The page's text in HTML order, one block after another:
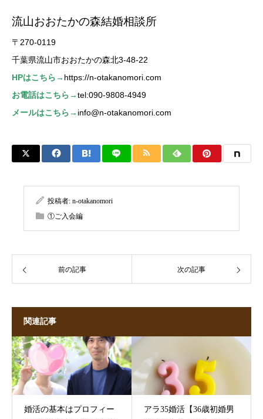
流山おおたかの森結婚相談所
〒270-0119
千葉県流山市おおたかの森北3-48-22
HPはこちら→ https://n-otakanomori.com
お電話はこちら→tel:090-9808-4949
メールはこちら→ info@n-otakanomori.com
投稿者: n-otakanomori
①ご入会編
前の記事 次の記事
関連記事
婚活の基本はプロフィー
アラ35婚活【36歳初婚男